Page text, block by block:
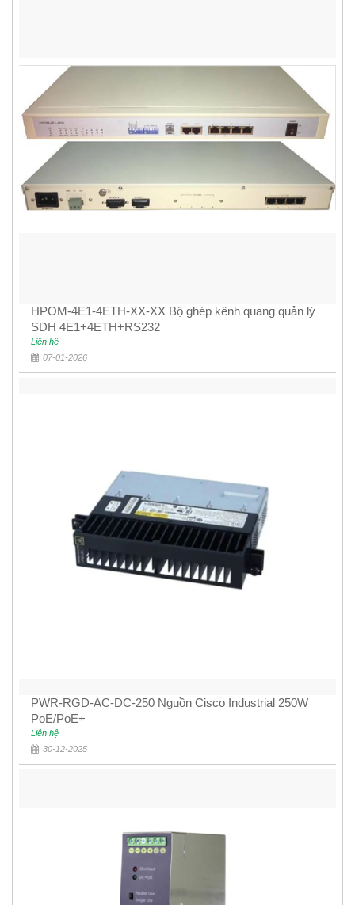
HPOM-4E1-4ETH-XX-XX Bộ ghép kênh quang quản lý
SDH 4E1+4ETH+RS232
Liên hệ
07-01-2026
PWR-RGD-AC-DC-250 Nguồn Cisco Industrial 250W
PoE/PoE+
Liên hệ
30-12-2025